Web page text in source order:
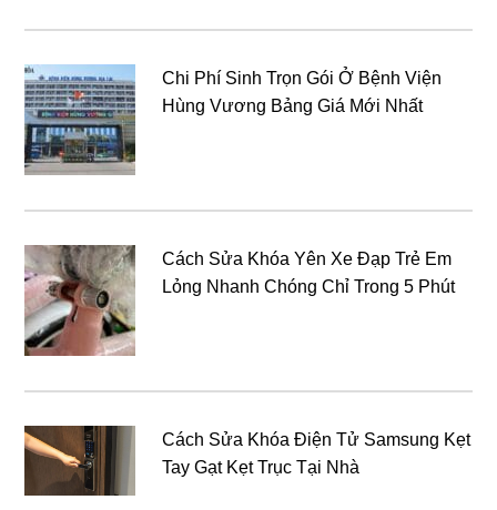
Chi Phí Sinh Trọn Gói Ở Bệnh Viện
Hùng Vương Bảng Giá Mới Nhất
Cách Sửa Khóa Yên Xe Đạp Trẻ Em
Lỏng Nhanh Chóng Chỉ Trong 5 Phút
Cách Sửa Khóa Điện Tử Samsung Kẹt
Tay Gạt Kẹt Trục Tại Nhà